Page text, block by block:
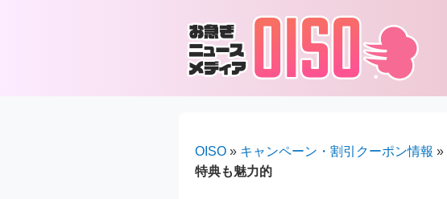
OISO » キャンペーン・割引クーポン情報 »
特典も魅力的